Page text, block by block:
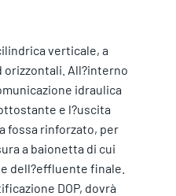
verticale, a
All?interno
idraulica
e l?uscita
fossa rinforzato, per
a baionetta di cui
dell?effluente finale.
DOP, dovrà